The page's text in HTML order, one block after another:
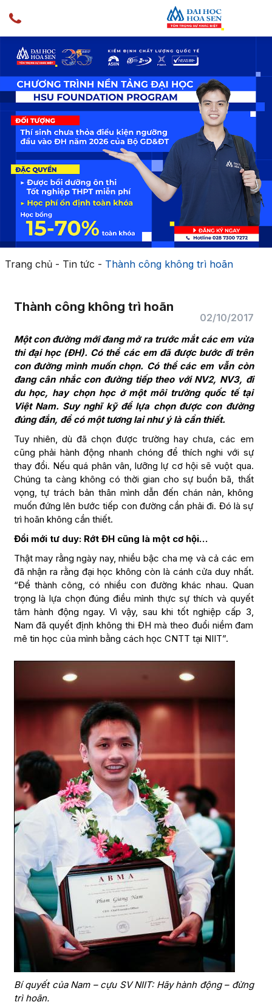
Trang chủ- Tin tức - Thành công không trì hoãn
Thành công không trì hoãn
02/10/2017
Một con đường mới đang mở ra trước mắt các em vừa
thi đại học (ĐH). Có thể các em đã được bước đi trên
con đường mình muốn chọn. Có thể các em vẫn còn
đang cân nhắc con đường tiếp theo với NV2, NV3, đi
du học, hay chọn học ở một môi trường quốc tế tại
Việt Nam. Suy nghĩ kỹ để lựa chọn được con đường
đúng đắn, để có một tương lai như ý là cần thiết.
Tuy nhiên, dù đã chọn được trường hay chưa, các em
cũng phải hành động nhanh chóng để thích nghi với sự
thay đổi. Nếu quá phân vân, lưỡng lự cơ hội sẽ vuột qua.
Chúng ta càng không có thời gian cho sự buồn bã, thất
vọng, tự trách bản thân mình dẫn đến chán nản, không
muốn đứng lên bước tiếp con đường cần phải đi. Đó là sự
trì hoãn không cần thiết.
Đổi mới tư duy: Rớt ĐH cũng là một cơ hội…
Thật may rằng ngày nay, nhiều bậc cha mẹ và cả các em
đã nhận ra rằng đại học không còn là cánh cửa duy nhất.
“Để thành công, có nhiều con đường khác nhau. Quan
trọng là lựa chọn đúng điều mình thực sự thích và quyết
tâm hành động ngay. Vì vậy, sau khi tốt nghiệp cấp 3,
Nam đã quyết định không thi ĐH mà theo đuổi niềm đam
mê tin học của mình bằng cách học CNTT tại NIIT”.
Bí quyết của Nam – cựu SV NIIT: Hãy hành động – đừng
trì hoãn.